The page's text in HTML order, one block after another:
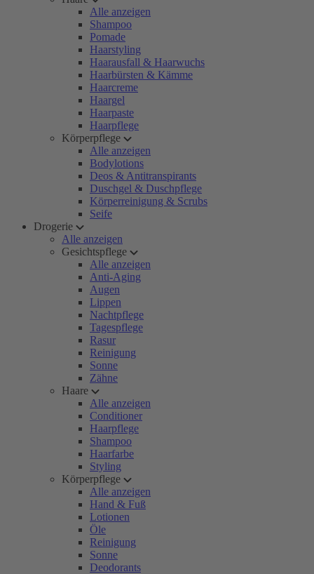
Alle anzeigen
Shampoo
Pomade
Haarstyling
Haarausfall & Haarwuchs
Haarbürsten & Kämme
Haarcreme
Haargel
Haarpaste
Haarpflege
Körperpflege
Alle anzeigen
Bodylotions
Deos & Antitranspirants
Duschgel & Duschpflege
Körperreinigung & Scrubs
Seife
Drogerie
Alle anzeigen
Gesichtspflege
Alle anzeigen
Anti-Aging
Augen
Lippen
Nachtpflege
Tagespflege
Rasur
Reinigung
Sonne
Zähne
Haare
Alle anzeigen
Conditioner
Haarpflege
Shampoo
Haarfarbe
Styling
Körperpflege
Alle anzeigen
Hand & Fuß
Lotionen
Öle
Reinigung
Sonne
Deodorants